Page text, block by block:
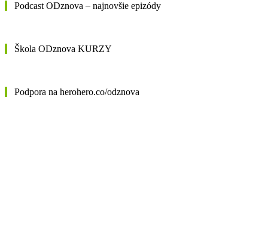
Podcast ODznova – najnovšie epizódy
Škola ODznova KURZY
Podpora na herohero.co/odznova